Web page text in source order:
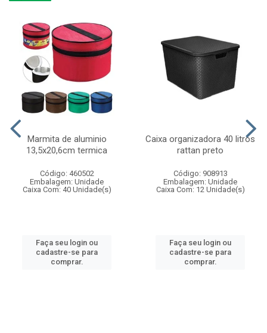
Marmita de aluminio
13,5x20,6cm termica
Código: 460502
Embalagem: Unidade
Caixa Com: 40 Unidade(s)
Faça seu login ou
cadastre-se para
comprar.
Caixa organizadora 40 litros
rattan preto
Código: 908913
Embalagem: Unidade
Caixa Com: 12 Unidade(s)
Faça seu login ou
cadastre-se para
comprar.